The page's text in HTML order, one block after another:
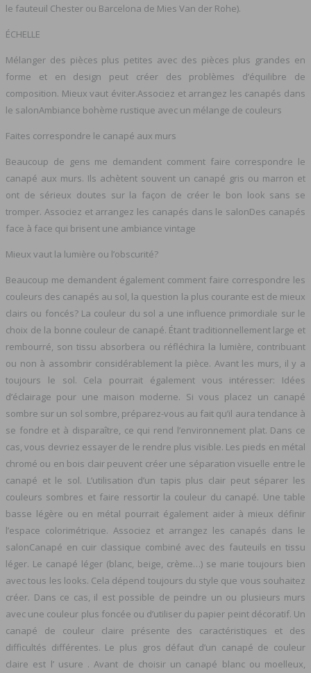
le fauteuil Chester ou Barcelona de Mies Van der Rohe).
ÉCHELLE
Mélanger des pièces plus petites avec des pièces plus grandes en
forme et en design peut créer des problèmes d’équilibre de
composition. Mieux vaut éviter.Associez et arrangez les canapés dans
le salonAmbiance bohème rustique avec un mélange de couleurs
Faites correspondre le canapé aux murs
Beaucoup de gens me demandent comment faire correspondre le
canapé aux murs. Ils achètent souvent un canapé gris ou marron et
ont de sérieux doutes sur la façon de créer le bon look sans se
tromper. Associez et arrangez les canapés dans le salonDes canapés
face à face qui brisent une ambiance vintage
Mieux vaut la lumière ou l’obscurité?
Beaucoup me demandent également comment faire correspondre les
couleurs des canapés au sol, la question la plus courante est de mieux
clairs ou foncés? La couleur du sol a une influence primordiale sur le
choix de la bonne couleur de canapé. Étant traditionnellement large et
rembourré, son tissu absorbera ou réfléchira la lumière, contribuant
ou non à assombrir considérablement la pièce. Avant les murs, il y a
toujours le sol. Cela pourrait également vous intéresser: Idées
d’éclairage pour une maison moderne. Si vous placez un canapé
sombre sur un sol sombre, préparez-vous au fait qu’il aura tendance à
se fondre et à disparaître, ce qui rend l’environnement plat. Dans ce
cas, vous devriez essayer de le rendre plus visible. Les pieds en métal
chromé ou en bois clair peuvent créer une séparation visuelle entre le
canapé et le sol. L’utilisation d’un tapis plus clair peut séparer les
couleurs sombres et faire ressortir la couleur du canapé. Une table
basse légère ou en métal pourrait également aider à mieux définir
l’espace colorimétrique. Associez et arrangez les canapés dans le
salonCanapé en cuir classique combiné avec des fauteuils en tissu
léger. Le canapé léger (blanc, beige, crème…) se marie toujours bien
avec tous les looks. Cela dépend toujours du style que vous souhaitez
créer. Dans ce cas, il est possible de peindre un ou plusieurs murs
avec une couleur plus foncée ou d’utiliser du papier peint décoratif. Un
canapé de couleur claire présente des caractéristiques et des
difficultés différentes. Le plus gros défaut d’un canapé de couleur
claire est l’ usure . Avant de choisir un canapé blanc ou moelleux,